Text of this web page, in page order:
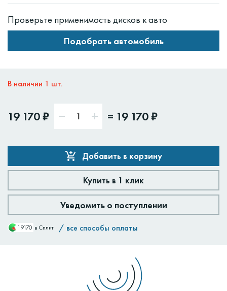
Проверьте применимость дисков к авто
Подобрать автомобиль
В наличии 1 шт.
19 170 ₽ = 19 170 ₽
Добавить в корзину
Купить в 1 клик
Уведомить о поступлении
19170 в Сплит / все способы оплаты